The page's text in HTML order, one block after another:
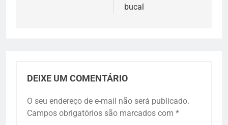
bucal
DEIXE UM COMENTÁRIO
O seu endereço de e-mail não será publicado.
Campos obrigatórios são marcados com *